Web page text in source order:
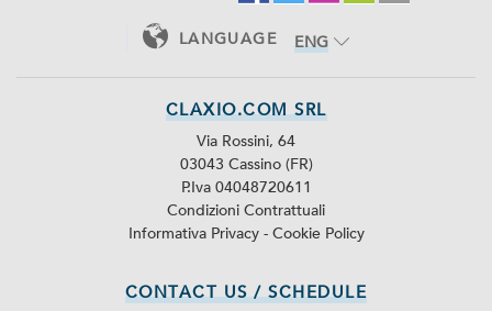
LANGUAGE
ENG
CLAXIO.COM SRL
Via Rossini, 64
03043 Cassino (FR)
P.Iva 04048720611
Condizioni Contrattuali
Informativa Privacy - Cookie Policy
CONTACT US / SCHEDULE